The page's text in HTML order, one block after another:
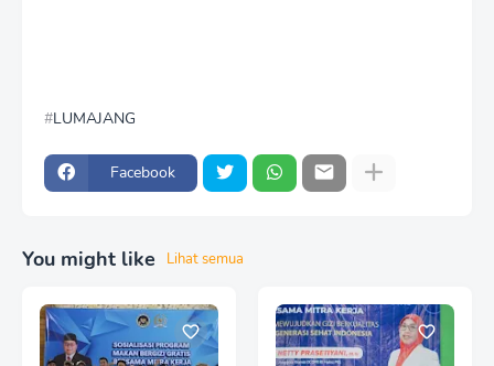
LUMAJANG
Facebook
You might like Lihat semua